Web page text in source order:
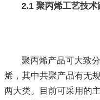
2.1 聚丙烯工艺技术
聚丙烯产品可大致
烯，其中共聚产品有无
两大类。目前可采用的